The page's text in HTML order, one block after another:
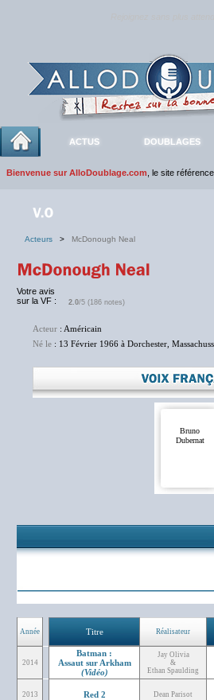
ACTUS DOUBLAGES
Bienvenue sur AlloDoublage.com , le site
Acteurs > McDonough Neal
Votre avis
sur la VF :
2.0/5 (186 notes)
Acteur : Américain
Né le : 13 Février 1966 à Dorchester,
Bruno
Dubernat
Année Titre Réalisateur
2014
Batman :
Assaut sur Arkham
(Vidéo)
Jay Olivia
&
Ethan Spaulding
2013 Red 2 Dean Parisot